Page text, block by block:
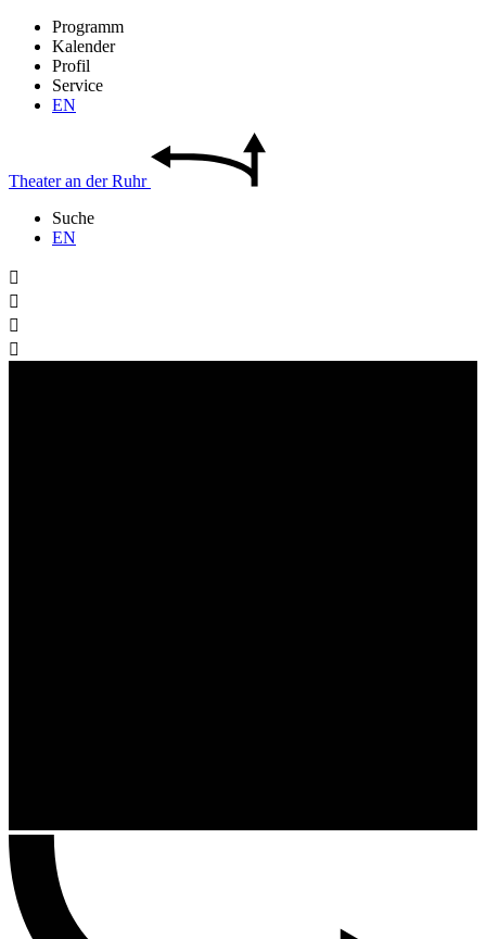
Programm
Kalender
Profil
Service
EN
Theateran derRuhr
Suche
EN



